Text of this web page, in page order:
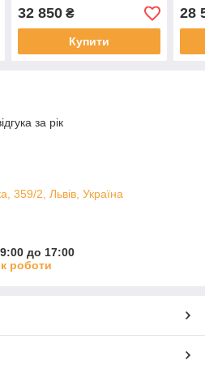
32 850₴
Купити
28
за рік
359/2, Львів, Україна
до 17:00
роботи